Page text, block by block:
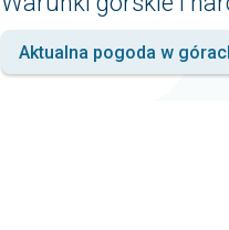
Aktualna pogoda w